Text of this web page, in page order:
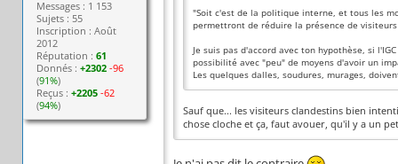
Messages : 1 153
Sujets : 55
Inscription : Août
2012
Réputation :61
Donnés :+2302 -96
(91%)
Reçus :+2205 -62
(94%)
"Soit c'est de la politique interne, et tous les
permettront de réduire la présence de
Je suis pas d'accord avec ton hypothèse, si
possibilité avec "peu" de moyens d'avoir un
Les quelques dalles, soudures, murages,
Sauf que... les visiteurs clandestins bien
chose cloche et ça, faut avouer, qu'il y a un